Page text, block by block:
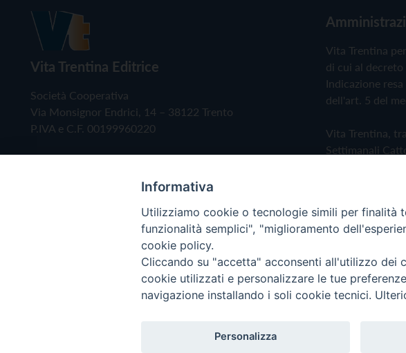
Vita Trentina Editrice
Società Cooperativa
Via Monsignor Endrici, 14 – 38122 Trento
P.IVA e C.F. 00199960220
Vita Trentina
di cui al decreto
Indicazione
dell'art. 5 del
Vita Trentina,
Settimanali
Privacy Policy
Copyright © 2019 - Tutti i diritti riservati - Vita Trentina Editrice
Informativa
Utilizziamo cookie o tecnologie simili per finalità
funzionalità semplici", "miglioramento
cookie policy.
Cliccando su "accetta" acconsenti all'utilizzo dei
cookie utilizzati e personalizzare le tue
navigazione installando i soli cookie tecnici.
Personalizza